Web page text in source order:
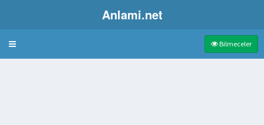
Anlami.net
Bulmaca Bilmeceler